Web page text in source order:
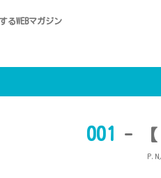
るWEBマガジン
001 - 【